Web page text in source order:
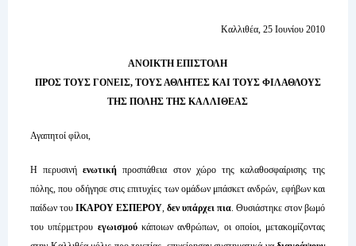
Καλλιθέα, 25 Ιουνίου 2010
ΑΝΟΙΚΤΗ ΕΠΙΣΤΟΛΗ
ΠΡΟΣ ΤΟΥΣ ΓΟΝΕΙΣ, ΤΟΥΣ ΑΘΛΗΤΕΣ ΚΑΙ ΤΟΥΣ ΦΙΛΑΘΛΟΥΣ
ΤΗΣ ΠΟΛΗΣ ΤΗΣ ΚΑΛΛΙΘΕΑΣ
Αγαπητοί φίλοι,
Η περυσινή ενωτική προσπάθεια στον χώρο της καλαθοσφαίρισης της
πόλης, που οδήγησε στις επιτυχίες των ομάδων μπάσκετ ανδρών, εφήβων και
παίδων του ΙΚΑΡΟΥ ΕΣΠΕΡΟΥ,δεν υπάρχει πια. Θυσιάστηκε στον βωμό
του υπέρμετρου εγωισμούκάποιων ανθρώπων, οι οποίοι, μετακομίζοντας